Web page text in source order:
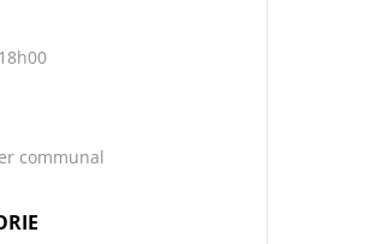
communal